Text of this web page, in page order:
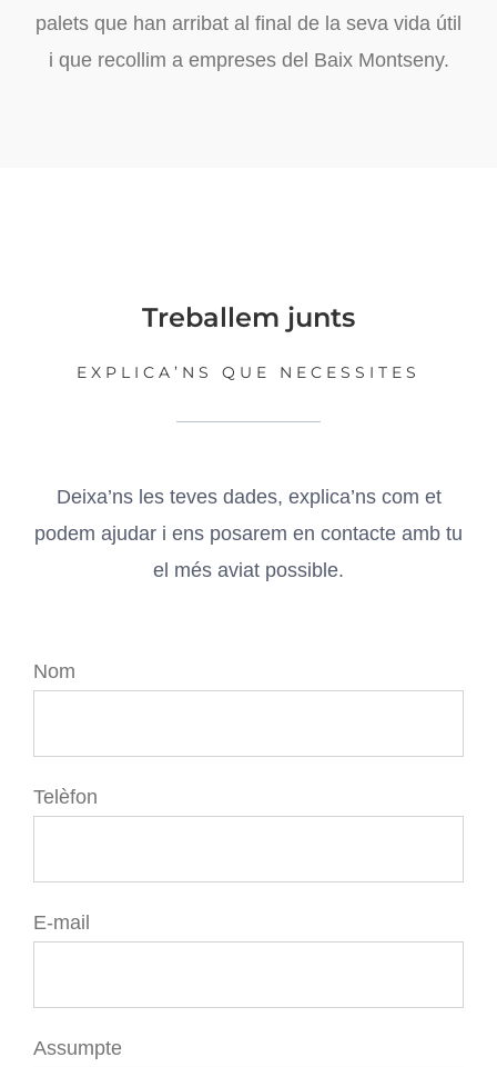
palets que han arribat al final de la seva vida útil
i que recollim a empreses del Baix Montseny.
Treballem junts
EXPLICA’NS QUE NECESSITES
Deixa’ns les teves dades, explica’ns com et
podem ajudar i ens posarem en contacte amb tu
el més aviat possible.
Nom
Telèfon
E-mail
Assumpte